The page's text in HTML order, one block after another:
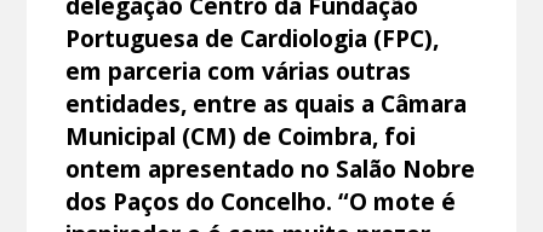
Portuguesa de Cardiologia (FPC),
em parceria com várias outras
entidades, entre as quais a Câmara
Municipal (CM) de Coimbra, foi
ontem apresentado no Salão Nobre
dos Paços do Concelho. “O mote é